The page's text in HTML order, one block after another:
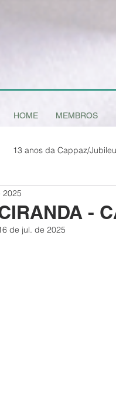
HOME MEMBROS
13 anos da Cappaz/
-
2025
de jul. de 2025